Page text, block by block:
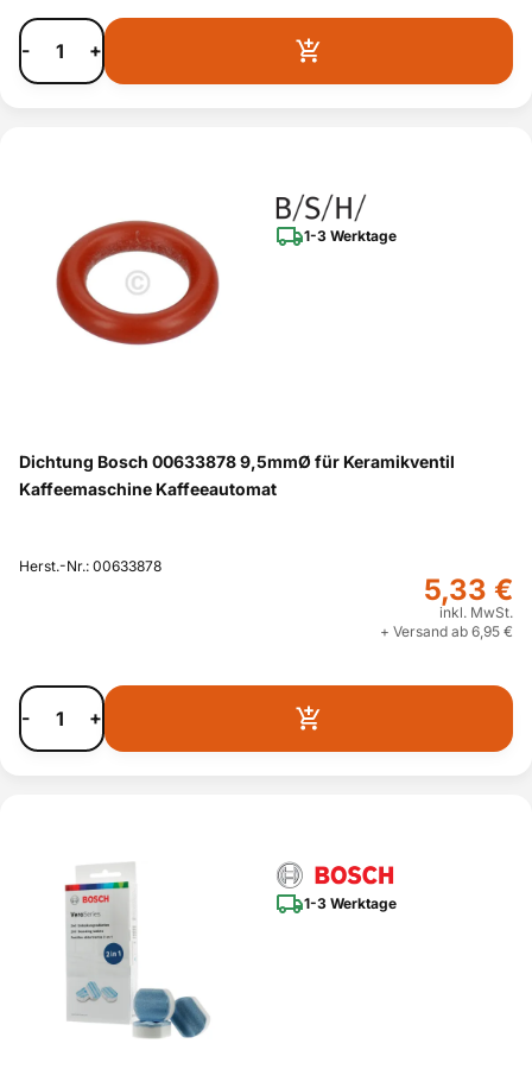
- +
1-3 Werktage
Dichtung Bosch 00633878 9,5mmØ für Keramikventil
Kaffeemaschine Kaffeeautomat
Herst.-Nr.: 00633878
5,33 €
inkl. MwSt.
+ Versand ab 6,95 €
- +
1-3 Werktage